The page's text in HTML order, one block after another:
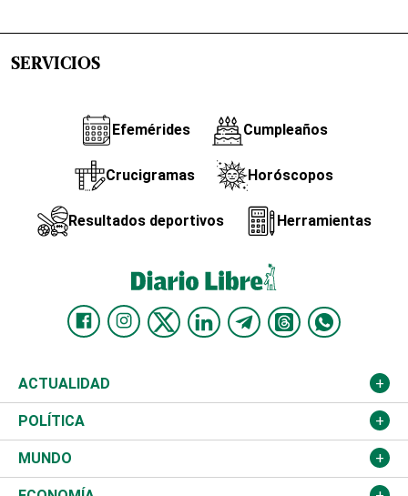
SERVICIOS
Efemérides Cumpleaños
Crucigramas Horóscopos
Resultados deportivos Herramientas
ACTUALIDAD
Nacional
Ciudad
POLÍTICA
Partidos
MUNDO